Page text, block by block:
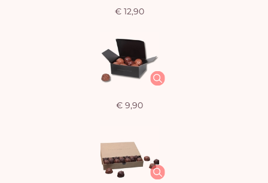
€ 12,90
€ 9,90